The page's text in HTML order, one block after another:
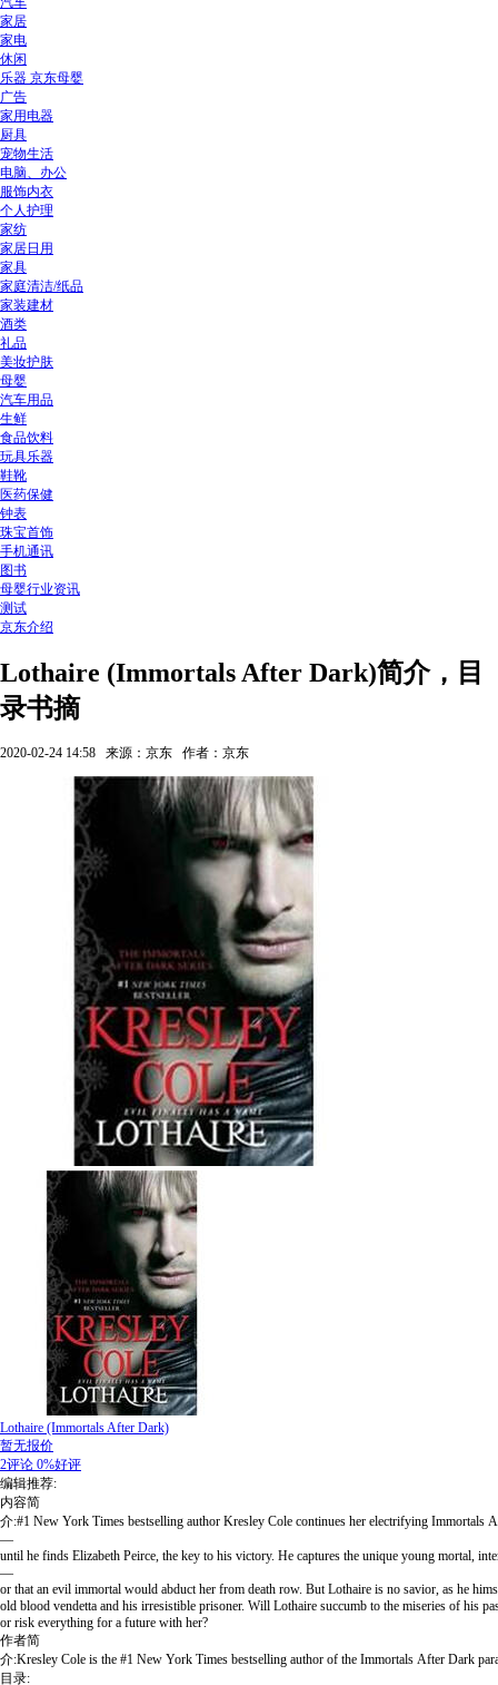
家居
家电
休闲
乐器 京东母婴
广告
家用电器
厨具
宠物生活
电脑、办公
服饰内衣
个人护理
家纺
家居日用
家具
家庭清洁/纸品
家装建材
酒类
礼品
美妆护肤
母婴
汽车用品
生鲜
食品饮料
玩具乐器
鞋靴
医药保健
钟表
珠宝首饰
手机通讯
图书
母婴行业资讯
测试
京东介绍
Lothaire (Immortals After Dark)简介，目
录书摘
2020-02-24 14:58 来源：京东 作者：京东
Lothaire (Immortals After Dark)
暂无报价
2评论 0%好评
编辑推荐:
内容简
介:#1 New York Times bestselling author Kresley Cole continues her electrifying
—
until he finds Elizabeth Peirce, the key to his victory. He captures the unique young mortal,
—
or that an evil immortal would abduct her from death row. But Lothaire is no savior, as he
old blood vendetta and his irresistible prisoner. Will Lothaire succumb to the miseries of his
or risk everything for a future with her?
作者简
介:Kresley Cole is the #1 New York Times bestselling author of the Immortals After Dark
目录: